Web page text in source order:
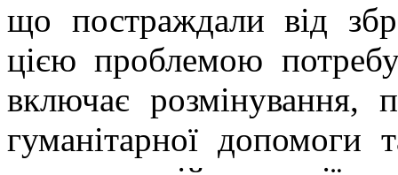
що постраждали від
цією проблемою
включає розмінування,
гуманітарної допомоги